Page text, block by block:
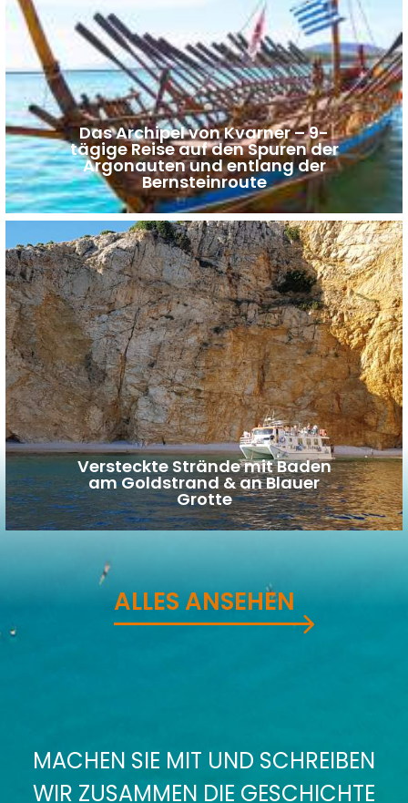
Das Archipel von Kvarner – 9-
tägige Reise auf den Spuren der
Argonauten und entlang der
Bernsteinroute
Versteckte Strände mit Baden
am Goldstrand & an Blauer
Grotte
ALLES ANSEHEN
MACHEN SIE MIT UND SCHREIBEN
WIR ZUSAMMEN DIE GESCHICHTE